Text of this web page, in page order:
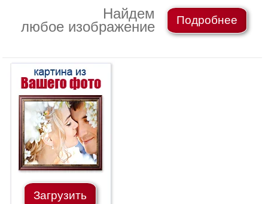
Найдем
любое изображение
Подробнее
Загрузить